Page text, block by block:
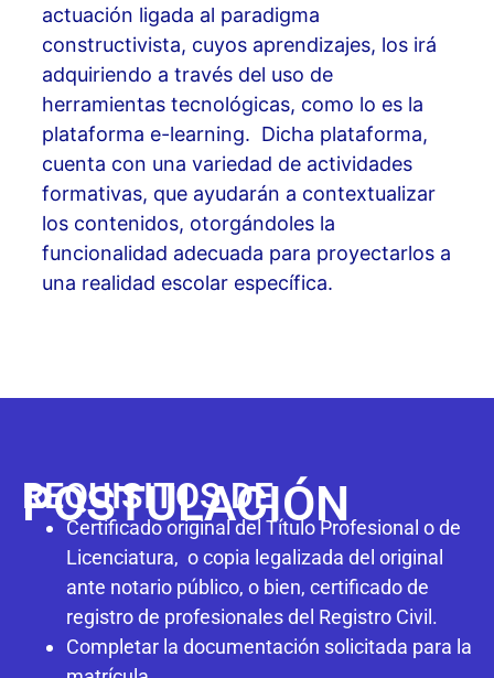
actuación ligada al paradigma
constructivista, cuyos aprendizajes, los irá
adquiriendo a través del uso de
herramientas tecnológicas, como lo es la
plataforma e-learning. Dicha plataforma,
cuenta con una variedad de actividades
formativas, que ayudarán a contextualizar
los contenidos, otorgándoles la
funcionalidad adecuada para proyectarlos a
una realidad escolar específica.
REQUISITOS DE
POSTULACIÓN
Certificado original del Título Profesional o de
Licenciatura, o copia legalizada del original
ante notario público, o bien, certificado de
registro de profesionales del Registro Civil.
Completar la documentación solicitada para la